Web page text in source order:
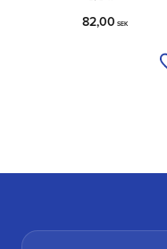
82,00 SEK